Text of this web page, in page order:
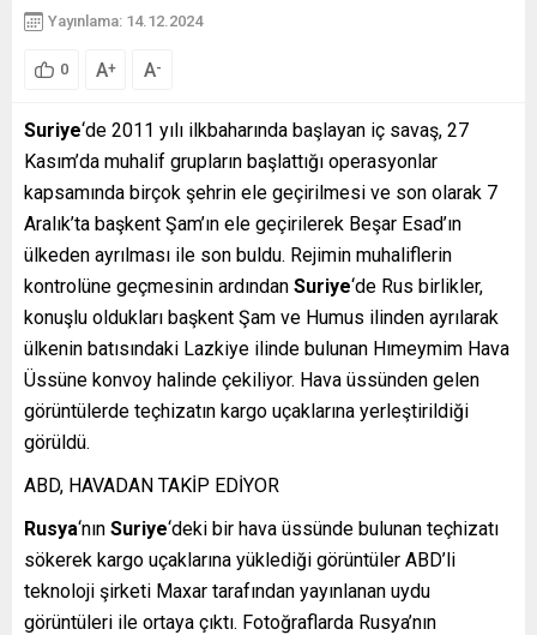
Yayınlama: 14.12.2024
0 A+ A-
Suriye‘de 2011 yılı ilkbaharında başlayan iç savaş, 27
Kasım’da muhalif grupların başlattığı operasyonlar
kapsamında birçok şehrin ele geçirilmesi ve son olarak 7
Aralık’ta başkent Şam’ın ele geçirilerek Beşar Esad’ın
ülkeden ayrılması ile son buldu. Rejimin muhaliflerin
kontrolüne geçmesinin ardından Suriye‘de Rus birlikler,
konuşlu oldukları başkent Şam ve Humus ilinden ayrılarak
ülkenin batısındaki Lazkiye ilinde bulunan Hımeymim Hava
Üssüne konvoy halinde çekiliyor. Hava üssünden gelen
görüntülerde teçhizatın kargo uçaklarına yerleştirildiği
görüldü.
ABD, HAVADAN TAKİP EDİYOR
Rusya‘nın Suriye‘deki bir hava üssünde bulunan teçhizatı
sökerek kargo uçaklarına yüklediği görüntüler ABD’li
teknoloji şirketi Maxar tarafından yayınlanan uydu
görüntüleri ile ortaya çıktı. Fotoğraflarda Rusya’nın